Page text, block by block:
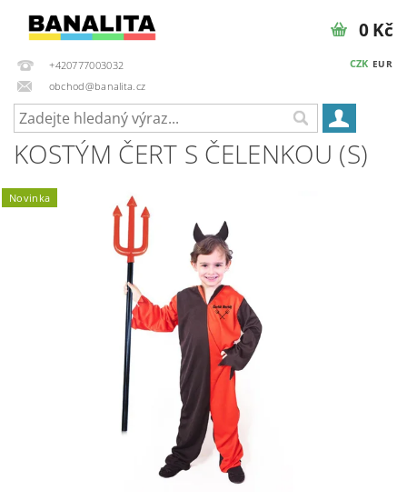
+420777003032
obchod@banalita.cz
CZK EUR
0 Kč
KOSTÝM ČERT S ČELENKOU (S)
Novinka